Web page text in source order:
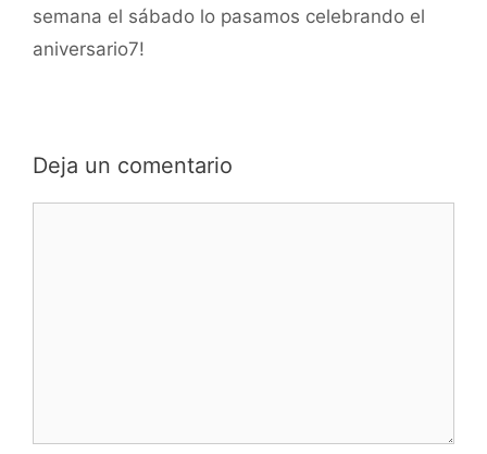
semana el sábado lo pasamos celebrando el
aniversario7!
Deja un comentario